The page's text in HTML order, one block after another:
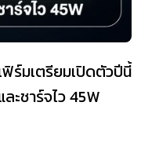
ร์มเตรียมเปิดตัวปีนี้
ชาร์จไว 45W